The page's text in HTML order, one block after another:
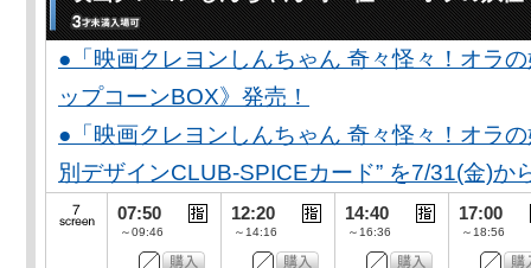
●「映画クレヨンしんちゃん 奇々怪々！オラ
ップコーンBOX》発売！
●「映画クレヨンしんちゃん 奇々怪々！オラ
別デザインCLUB-SPICEカード” を7/31(金)か
07:50
～09:46
12:20
～14:16
14:40
～16:36
17:00
～18:56